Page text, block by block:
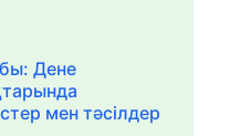
Дене
мен тәсілдер